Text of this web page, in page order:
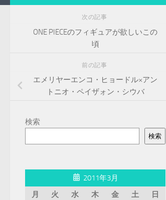
次の記事
ONE PIECEのフィギュアが欲しいこの
頃
前の記事
エメリヤーエンコ・ヒョードル×アン
トニオ・ペイザォン・シウバ
検索
検索
2011年3月
月
火 水 木 金 土
日